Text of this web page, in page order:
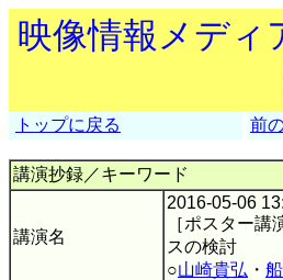
映像情報メディ
トップに戻る 前
講演抄録／キーワード
講演名
2016-05-06
［ポスター
スの検討
○山崎貴弘 ・